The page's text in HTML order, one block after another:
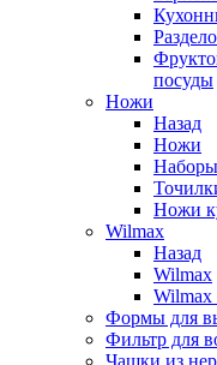
посуды
Ножи
Назад
Ножи
Ножи
Wilmax
Назад
Wilmax
Wilmax
Формы для
Фильтр для
Чашки из